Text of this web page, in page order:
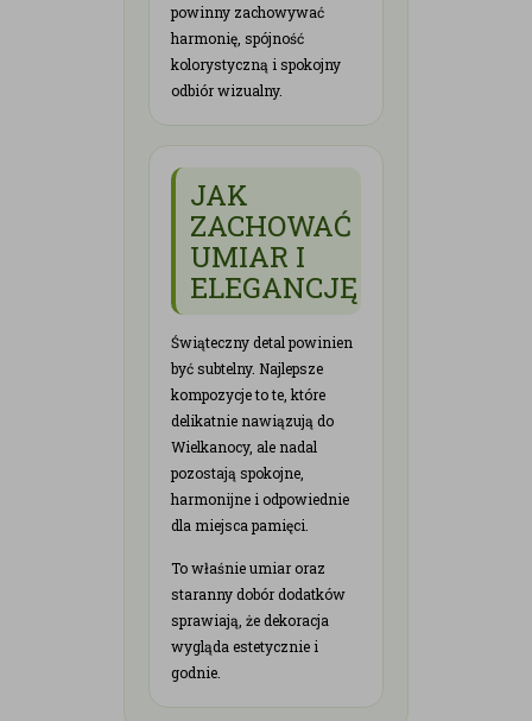
powinny zachowywać
harmonię, spójność
kolorystyczną i spokojny
odbiór wizualny.
JAK
ZACHOWAĆ
UMIAR I
ELEGANCJĘ
Świąteczny detal powinien
być subtelny. Najlepsze
kompozycje to te, które
delikatnie nawiązują do
Wielkanocy, ale nadal
pozostają spokojne,
harmonijne i odpowiednie
dla miejsca pamięci.
To właśnie umiar oraz
staranny dobór dodatków
sprawiają, że dekoracja
wygląda estetycznie i
godnie.